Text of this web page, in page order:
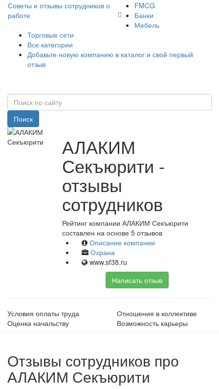
Советы и отзывы сотрудников о
работе
FMCG
Банки
Мебель
Торговые сети
Все категории
Добавьте новую компанию в каталог и свой первый
отзыв
Поиск
АЛАКИМ
Секъюрити -
отзывы
сотрудников
Рейтинг компании АЛАКИМ Секъюрити
составлен на основе 5 отзывов
Описание компании
Охрана
www.sf38.ru
Написать отзыв
Условия оплаты труда
Отношения в коллективе
Оценка начальству
Возможность карьеры
Отзывы сотрудников про
АЛАКИМ Секъюрити